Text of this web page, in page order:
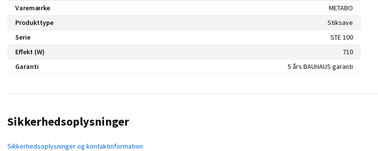
Varemærke
METABO
Produkttype
Stiksave
Serie
STE 100
Effekt (W)
710
Garanti
5 års BAUHAUS garanti
Sikkerhedsoplysninger
Sikkerhedsoplysninger og kontaktinformation